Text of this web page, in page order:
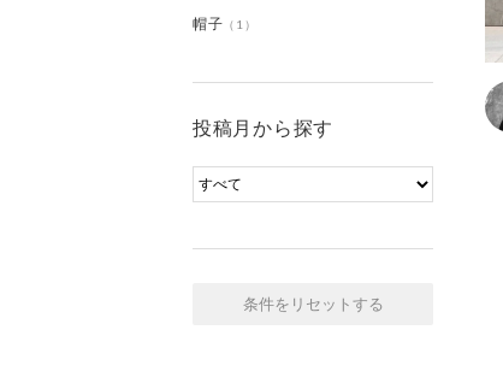
帽子 （1）
投稿月から探す
条件をリセットする